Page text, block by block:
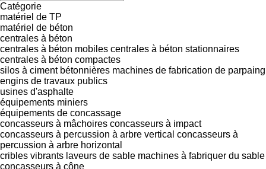
Catégorie
matériel de TP
matériel de béton
centrales à béton
centrales à béton mobiles centrales à béton stationnaires
centrales à béton compactes
silos à ciment bétonnières machines de fabrication de parpaing
engins de travaux publics
usines d'asphalte
équipements miniers
équipements de concassage
concasseurs à mâchoires concasseurs à impact
concasseurs à percussion à arbre vertical concasseurs à
percussion à arbre horizontal
cribles vibrants laveurs de sable machines à fabriquer du sable
concasseurs à cône